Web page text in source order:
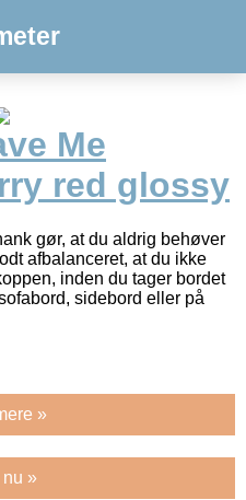
Me
red glossy
gør, at du aldrig behøver
afbalanceret, at du ikke
inden du tager bordet
sidebord eller på
»
»